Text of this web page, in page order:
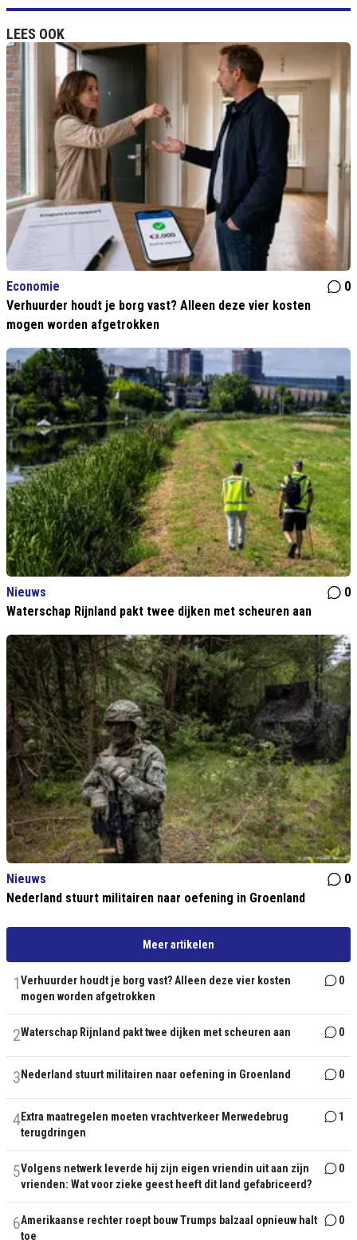
LEES OOK
Economie
0
Verhuurder houdt je borg vast? Alleen deze vier kosten
mogen worden afgetrokken
Nieuws
0
Waterschap Rijnland pakt twee dijken met scheuren aan
Nieuws
0
Nederland stuurt militairen naar oefening in Groenland
Meer artikelen
1Verhuurder houdt je borg vast? Alleen deze vier kosten
mogen worden afgetrokken
0
2Waterschap Rijnland pakt twee dijken met scheuren aan 0
3 Nederland stuurt militairen naar oefening in Groenland 0
4Extra maatregelen moeten vrachtverkeer Merwedebrug
terugdringen
1
5Volgens netwerk leverde hij zijn eigen vriendin uit aan zijn
vrienden: Wat voor zieke geest heeft dit land gefabriceerd?
0
6Amerikaanse rechter roept bouw Trumps balzaal opnieuw halt
toe
0